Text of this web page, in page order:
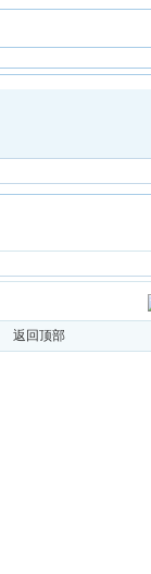
返回顶部